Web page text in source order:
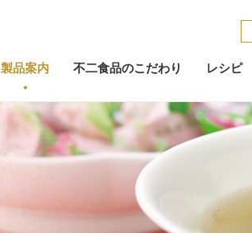
製品案内 不二食品のこだわり レシピ